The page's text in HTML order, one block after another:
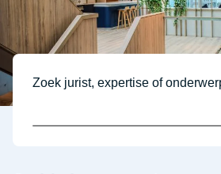
Zoek jurist, expertise of